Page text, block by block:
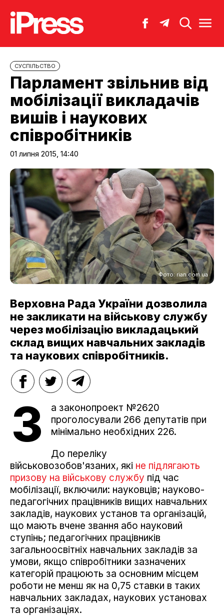
CУСПІЛЬСТВО
Парламент звільнив від
мобілізації викладачів
вишів і наукових
співробітників
01 липня 2015, 14:40
Фото: rian.com.ua
Верховна Рада України дозволила
не закликати на військову службу
через мобілізацію викладацький
склад вищих навчальних закладів
та наукових співробітників.
З
а законопроект №2620
проголосували 266 депутатів при
мінімально необхідних 226.
До переліку
військовозобов'язаних, які не підлягають
призову на військову службу під час
мобілізації, включили: науковців; науково-
педагогічних працівників вищих навчальних
закладів, наукових установ та організацій,
що мають вчене звання або науковий
ступінь; педагогічних працівників
загальноосвітніх навчальних закладів за
умови, якщо співробітники зазначених
категорій працюють за основним місцем
роботи не менш як на 0,75 ставки в таких
навчальних закладах, наукових установах
та організаціях.